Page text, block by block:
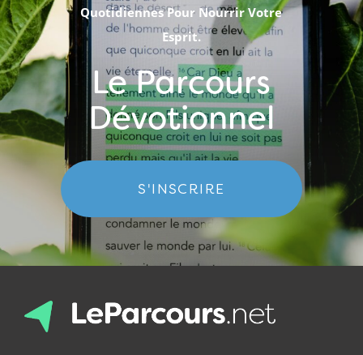
Quotidiennes Pour Nourrir Votre
Esprit.
Le Parcours
Dévotionnel
S'INSCRIRE